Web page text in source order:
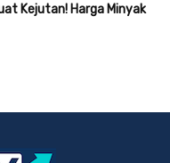
Kejutan! Harga Minyak